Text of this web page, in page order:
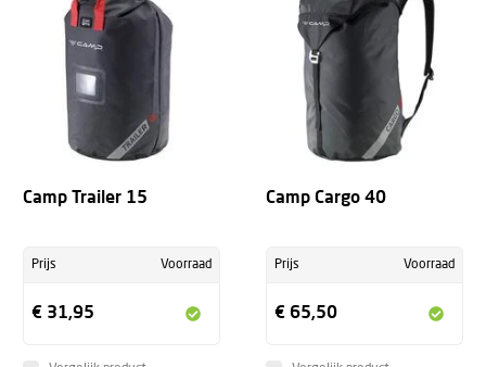
Camp Trailer 15
Prijs Voorraad
€ 31,95
Camp Cargo 40
Prijs Voorraad
€ 65,50